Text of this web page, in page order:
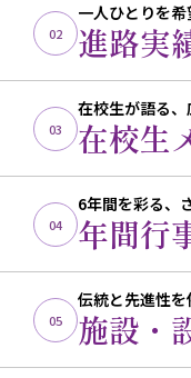
02
一人ひとりを
進路実
03
在校生が語る
在校生
04
6年間を彩る、
年間行
05
伝統と先進性
施設・